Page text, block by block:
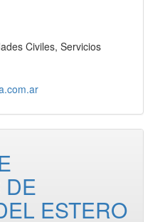
Civiles, Servicios
DE
ESTERO